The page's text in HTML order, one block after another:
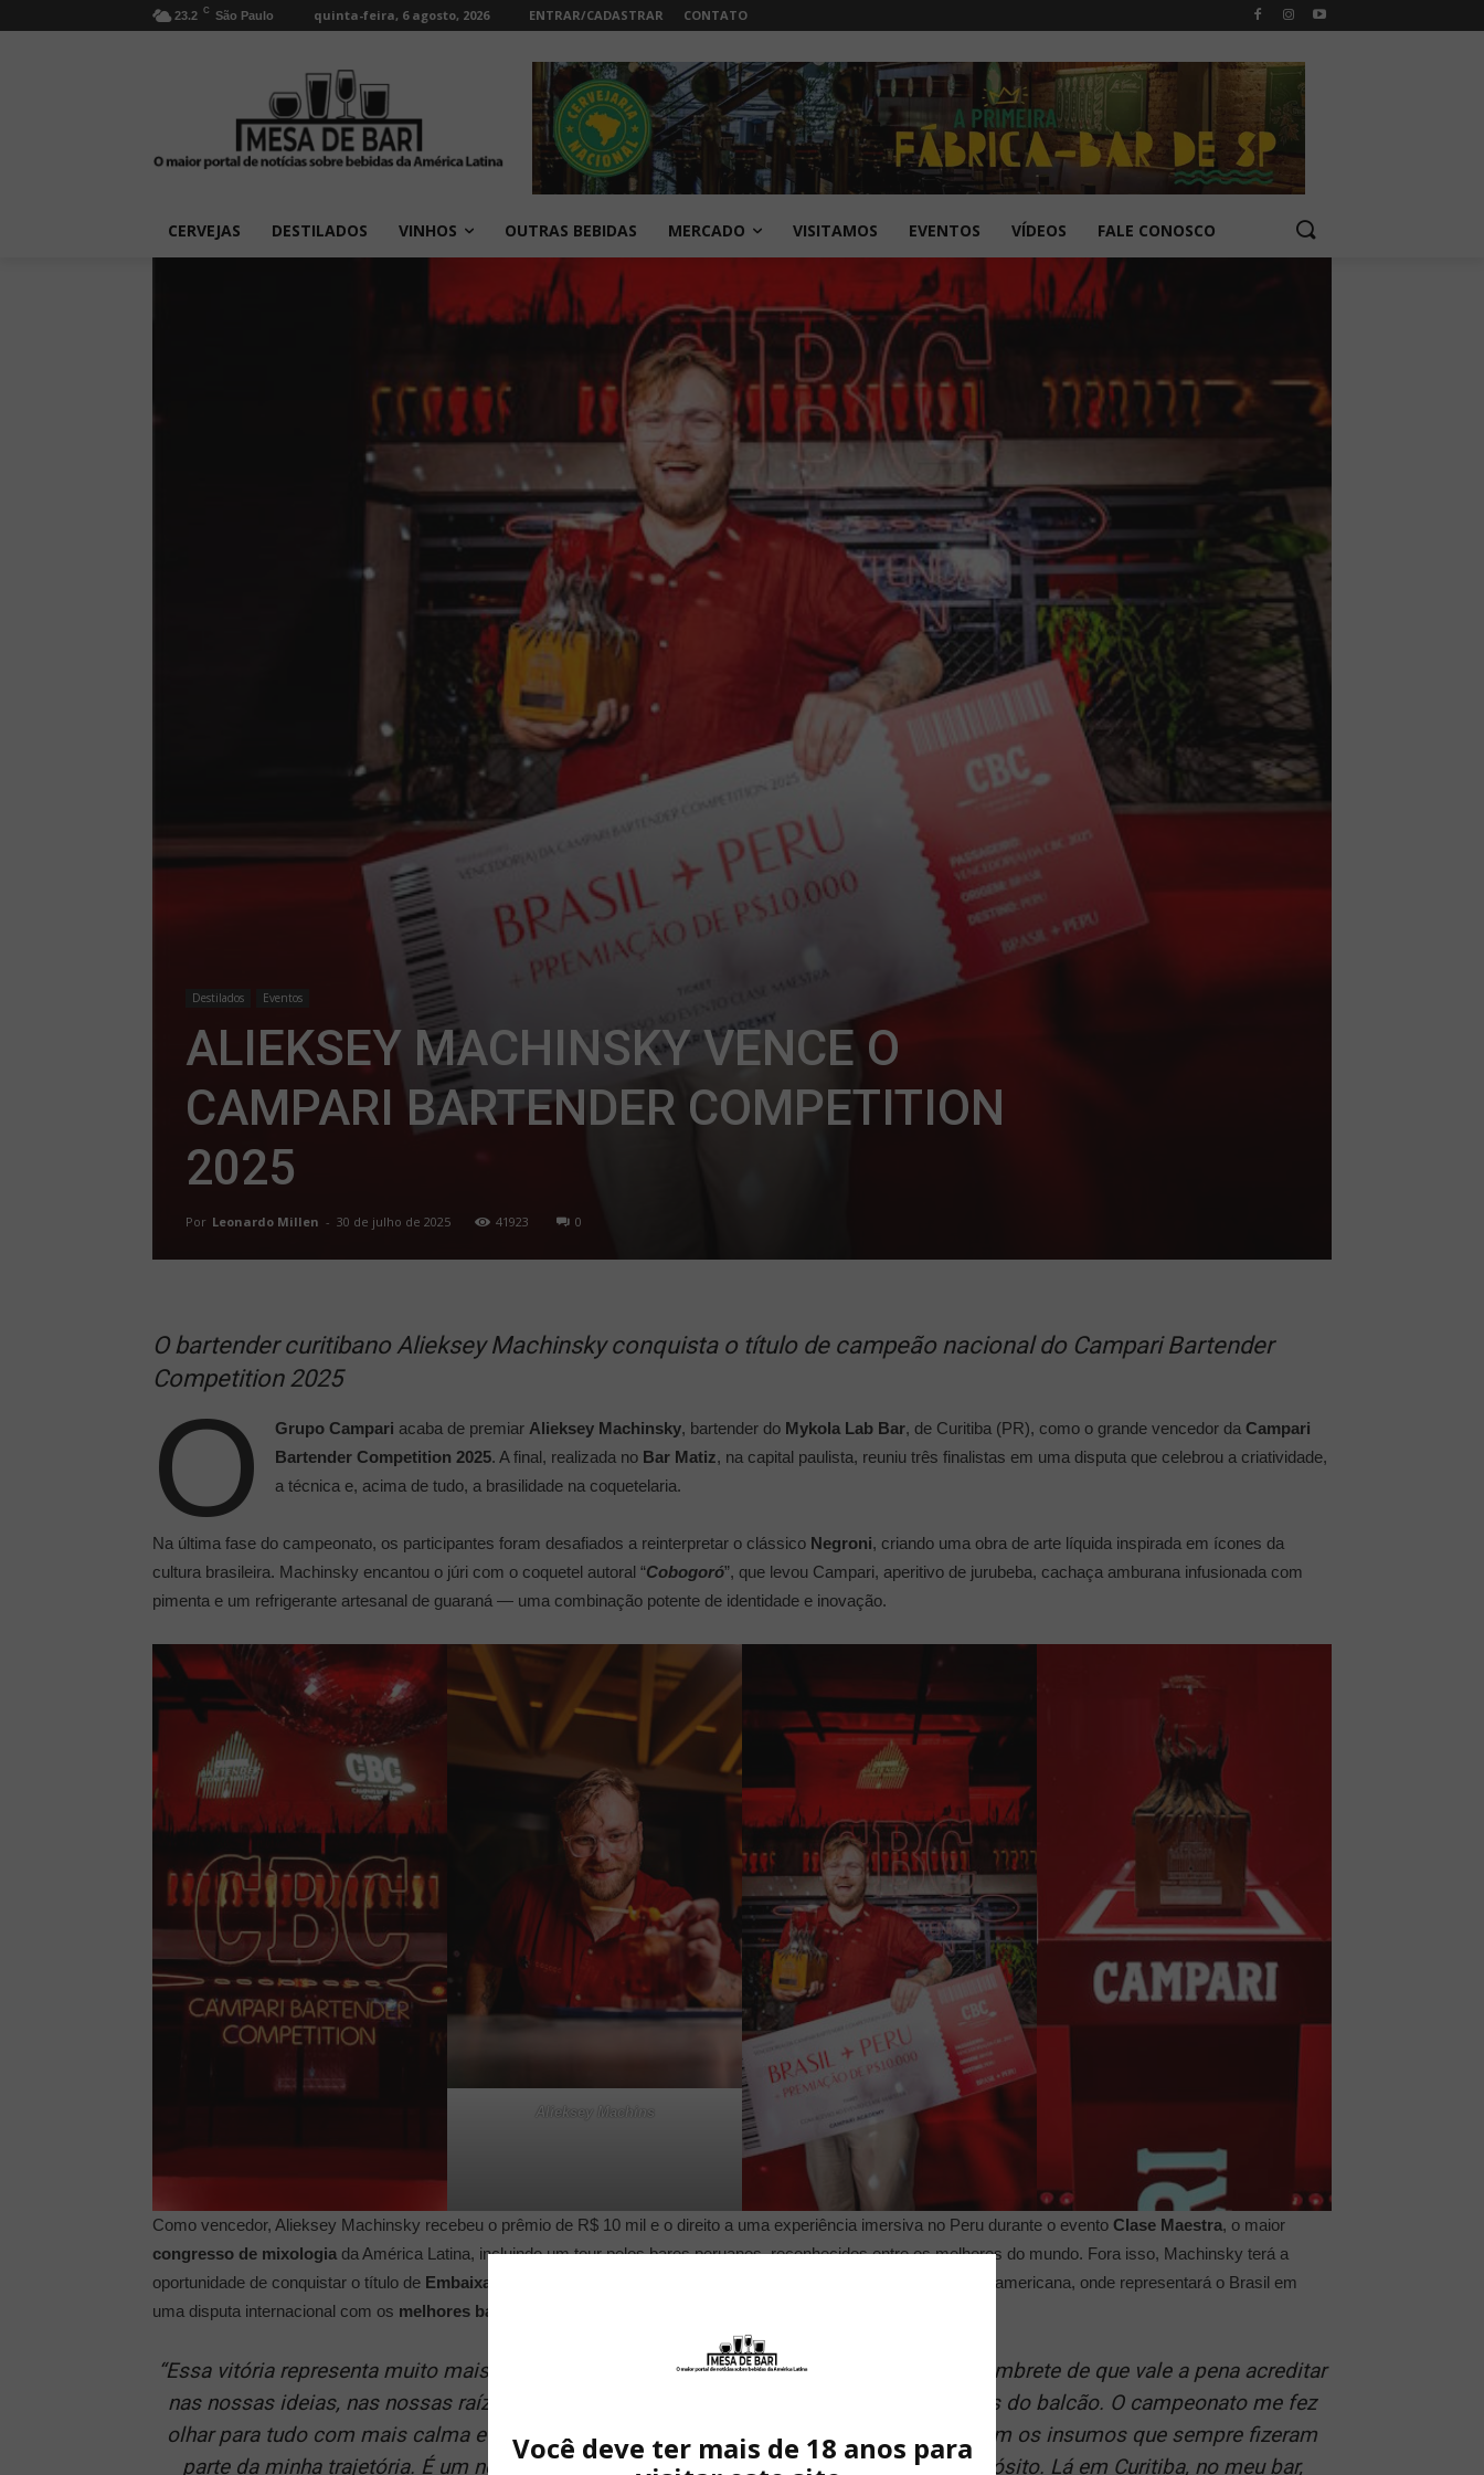
23.2 C São Paulo quinta-feira, 6 agosto, 2026 ENTRAR/CADASTRAR CONTATO
CERVEJAS DESTILADOS VINHOS OUTRAS BEBIDAS MERCADO VISITAMOS EVENTOS VÍDEOS FALE CONOSCO
Destilados Eventos
ALIEKSEY MACHINSKY VENCE O
CAMPARI BARTENDER COMPETITION
2025
Por Leonardo Millen - 30 de julho de 2025 41923 0
O bartender curitibano Alieksey Machinsky conquista o título de campeão nacional do Campari Bartender
Competition 2025
O Grupo Campari acaba de premiar Alieksey Machinsky, bartender do Mykola Lab Bar, de Curitiba (PR), como o grande vencedor da Campari
Bartender Competition 2025. A final, realizada no Bar Matiz, na capital paulista, reuniu três finalistas em uma disputa que celebrou a criatividade,
a técnica e, acima de tudo, a brasilidade na coquetelaria.
Na última fase do campeonato, os participantes foram desafiados a reinterpretar o clássico Negroni, criando uma obra de arte líquida inspirada em ícones da
cultura brasileira. Machinsky encantou o júri com o coquetel autoral “Cobogoró”, que levou Campari, aperitivo de jurubeba, cachaça amburana infusionada com
pimenta e um refrigerante artesanal de guaraná — uma combinação potente de identidade e inovação.
Alieksey Machins
Como vencedor, Alieksey Machinsky recebeu o prêmio de R$ 10 mil e o direito a uma experiência imersiva no Peru durante o evento Clase Maestra, o maior
congresso de mixologia da América Latina, incluindo um tour pelos bares peruanos, reconhecidos entre os melhores do mundo. Fora isso, Machinsky terá a
oportunidade de conquistar o título de Embaixador de Campari
por um ano, além de garantir sua vaga na final latino-americana, onde representará o Brasil em
uma disputa internacional com os melhores bartenders
“Essa vitória representa muito mais do que um título. Foi como um abraço na alma, um lembrete de que vale a pena acreditar
nas nossas ideias, nas nossas raízes e na forma como escolhemos contar histórias atrás do balcão. O campeonato me fez
olhar para tudo com mais calma e emoção, me reconectar com a minha brasilidade e com os insumos que sempre fizeram
parte da minha trajetória. É um novo capítulo na minha vida, com mais coragem e propósito. Lá em Curitiba, no meu bar,
Você deve ter mais de 18 anos para